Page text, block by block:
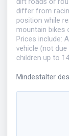
differ from
position while
mountain bikes
Prices include:
vehicle (not
children up to
Mindestalter